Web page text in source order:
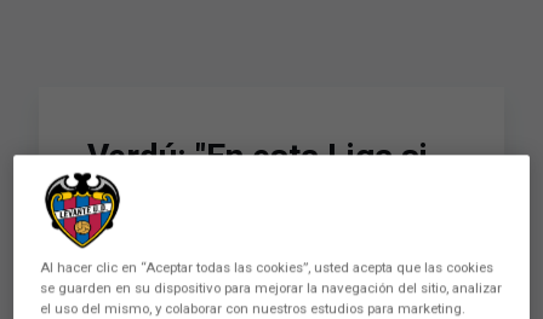
Verdú: "En esta Liga si
ganas dos partidos en
seguida cambia tu
posición”
Al hacer clic en “Aceptar todas las cookies”, usted acepta que las cookies
se guarden en su dispositivo para mejorar la navegación del sitio, analizar
el uso del mismo, y colaborar con nuestros estudios para marketing.